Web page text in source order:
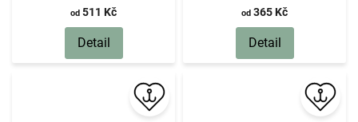
od 511 Kč
Detail
od 365 Kč
Detail